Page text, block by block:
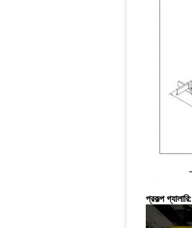
প্রকল্প গ্যালারি: